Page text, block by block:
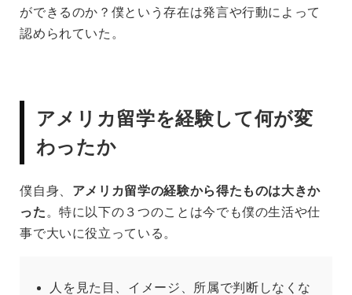
ができるのか？僕という存在は発言や行動によって
認められていた。
アメリカ留学を経験して何が変
わったか
僕自身、 アメリカ留学の経験から得たものは大きか
った 。特に以下の３つのことは今でも僕の生活や仕
事で大いに役立っている。
人を見た目、イメージ、所属で判断しなくな